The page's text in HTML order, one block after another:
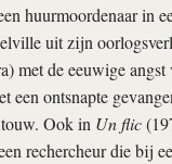
huurmoordenaar in
uit zijn
met de eeuwige angst
een ontsnapte
Ook in Un flic
rechercheur die bij